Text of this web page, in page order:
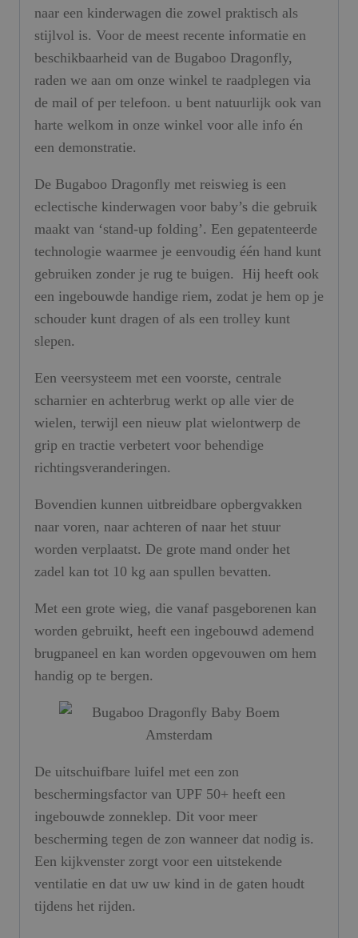
naar een kinderwagen die zowel praktisch als
stijlvol is. Voor de meest recente informatie en
beschikbaarheid van de Bugaboo Dragonfly,
raden we aan om onze winkel te raadplegen via
de mail of per telefoon. u bent natuurlijk ook van
harte welkom in onze winkel voor alle info én
een demonstratie.
De Bugaboo Dragonfly met reiswieg is een
eclectische kinderwagen voor baby’s die gebruik
maakt van ‘stand-up folding’. Een gepatenteerde
technologie waarmee je eenvoudig één hand kunt
gebruiken zonder je rug te buigen. Hij heeft ook
een ingebouwde handige riem, zodat je hem op je
schouder kunt dragen of als een trolley kunt
slepen.
Een veersysteem met een voorste, centrale
scharnier en achterbrug werkt op alle vier de
wielen, terwijl een nieuw plat wielontwerp de
grip en tractie verbetert voor behendige
richtingsveranderingen.
Bovendien kunnen uitbreidbare opbergvakken
naar voren, naar achteren of naar het stuur
worden verplaatst. De grote mand onder het
zadel kan tot 10 kg aan spullen bevatten.
Met een grote wieg, die vanaf pasgeborenen kan
worden gebruikt, heeft een ingebouwd ademend
brugpaneel en kan worden opgevouwen om hem
handig op te bergen.
De uitschuifbare luifel met een zon
beschermingsfactor van UPF 50+ heeft een
ingebouwde zonneklep. Dit voor meer
bescherming tegen de zon wanneer dat nodig is.
Een kijkvenster zorgt voor een uitstekende
ventilatie en dat uw uw kind in de gaten houdt
tijdens het rijden.